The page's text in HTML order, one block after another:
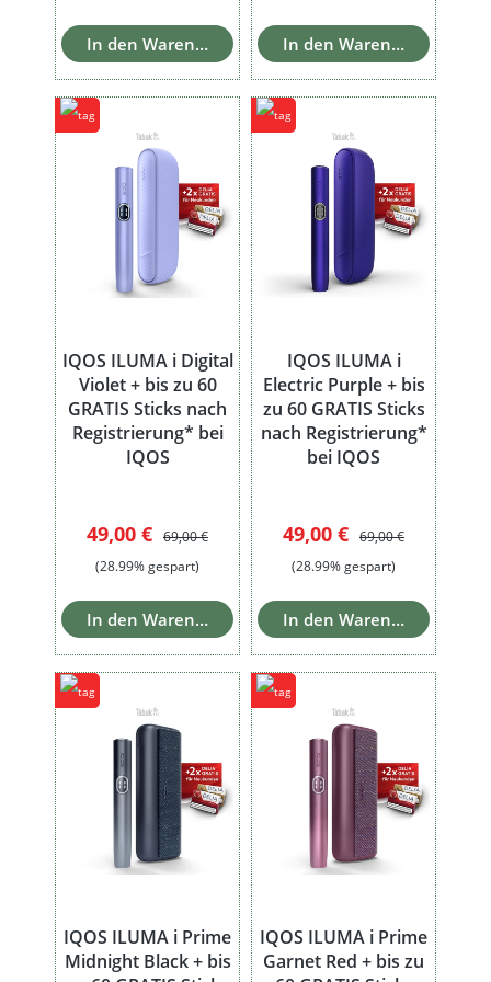
In den Warenkorb In den Warenkorb
IQOS ILUMA i Digital
Violet + bis zu 60
GRATIS Sticks nach
Registrierung* bei
IQOS
Verkaufspreis:
49,00 € Regulärer Preis:
69,00 €
(28.99% gespart)
In den Warenkorb
IQOS ILUMA i
Electric Purple + bis
zu 60 GRATIS Sticks
nach Registrierung*
bei IQOS
Verkaufspreis:
49,00 € Regulärer Preis:
69,00 €
(28.99% gespart)
In den Warenkorb
IQOS ILUMA i Prime
Midnight Black + bis
IQOS ILUMA i Prime
Garnet Red + bis zu